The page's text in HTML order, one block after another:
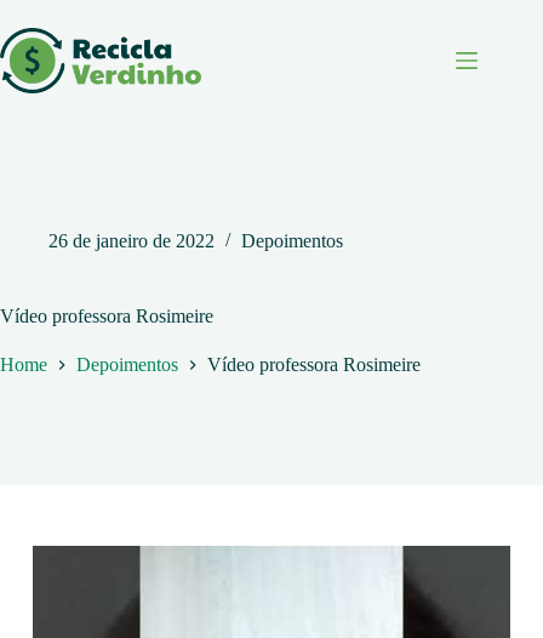
para
o
conteúdo
26 de janeiro de 2022 Depoimentos
Vídeo professora Rosimeire
Home Depoimentos Vídeo professora Rosimeire